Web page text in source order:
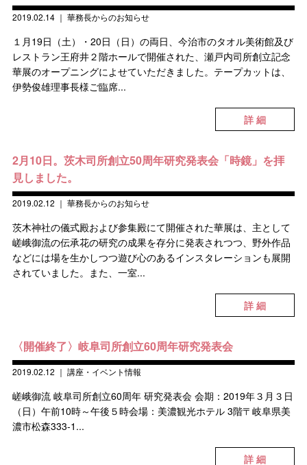
2019.02.14｜ 華務長からのお知らせ
１月19日（土）・20日（日）の両日、今治市のタオル美術館及び
レストラン王府井２階ホールで開催された、瀬戸内司所創立記念
華展のオープニングによせていただきました。テープカットは、
伊勢俊雄理事長様ご臨席...
詳 細
2月10日。茨木司所創立50周年研究発表会「時鏡」を拝
見しました。
2019.02.12 ｜ 華務長からのお知らせ
茨木神社の儀式殿および参集殿にて開催された華展は、主として
嵯峨御流の伝承花の研究の成果を存分に発表されつつ、野外作品
などには場を生かしつつ遊び心のあるインスタレーションも展開
されていました。また、一室...
詳 細
〈開催終了〉岐阜司所創立60周年研究発表会
2019.02.12 ｜ 講座・イベント情報
嵯峨御流 岐阜司所創立60周年 研究発表会 会期：2019年３月３日
（日）午前10時～午後５時会場：美濃観光ホテル 3階〒岐阜県美
濃市松森333-1...
詳 細